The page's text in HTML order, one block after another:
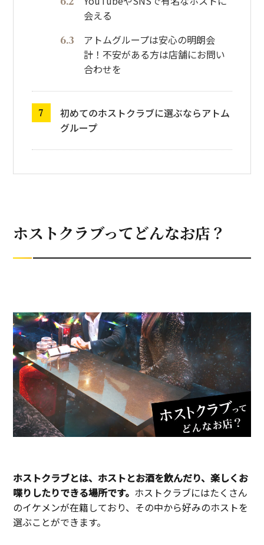
会える
アトムグループは安心の明朗会
計！不安がある方は店舗にお問い
合わせを
初めてのホストクラブに選ぶならアトム
グループ
ホストクラブってどんなお店？
ホストクラブとは、ホストとお酒を飲んだり、楽しくお
喋りしたりできる場所です。 ホストクラブにはたくさん
のイケメンが在籍しており、その中から好みのホストを
選ぶことができます。